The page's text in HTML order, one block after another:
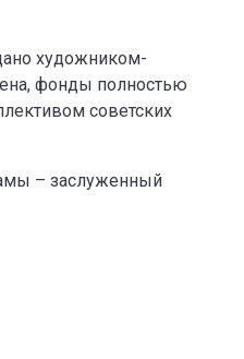
художником-
фонды полностью
советских
– заслуженный